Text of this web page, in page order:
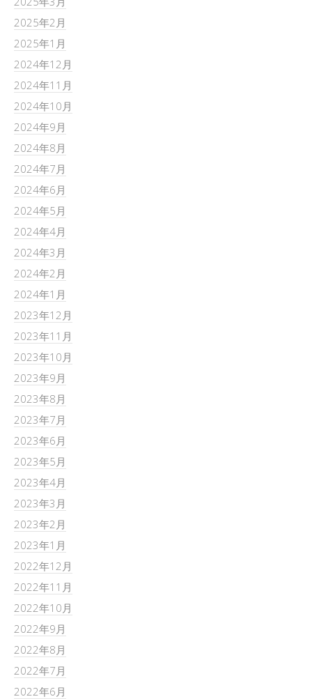
2025年2月
2025年1月
2024年12月
2024年11月
2024年10月
2024年9月
2024年8月
2024年7月
2024年6月
2024年5月
2024年4月
2024年3月
2024年2月
2024年1月
2023年12月
2023年11月
2023年10月
2023年9月
2023年8月
2023年7月
2023年6月
2023年5月
2023年4月
2023年3月
2023年2月
2023年1月
2022年12月
2022年11月
2022年10月
2022年9月
2022年8月
2022年7月
2022年6月